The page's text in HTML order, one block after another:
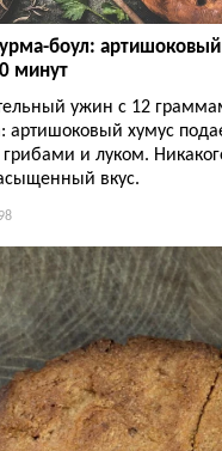
боул:
минут
ужин с 12
хумус
и луком.
вкус.